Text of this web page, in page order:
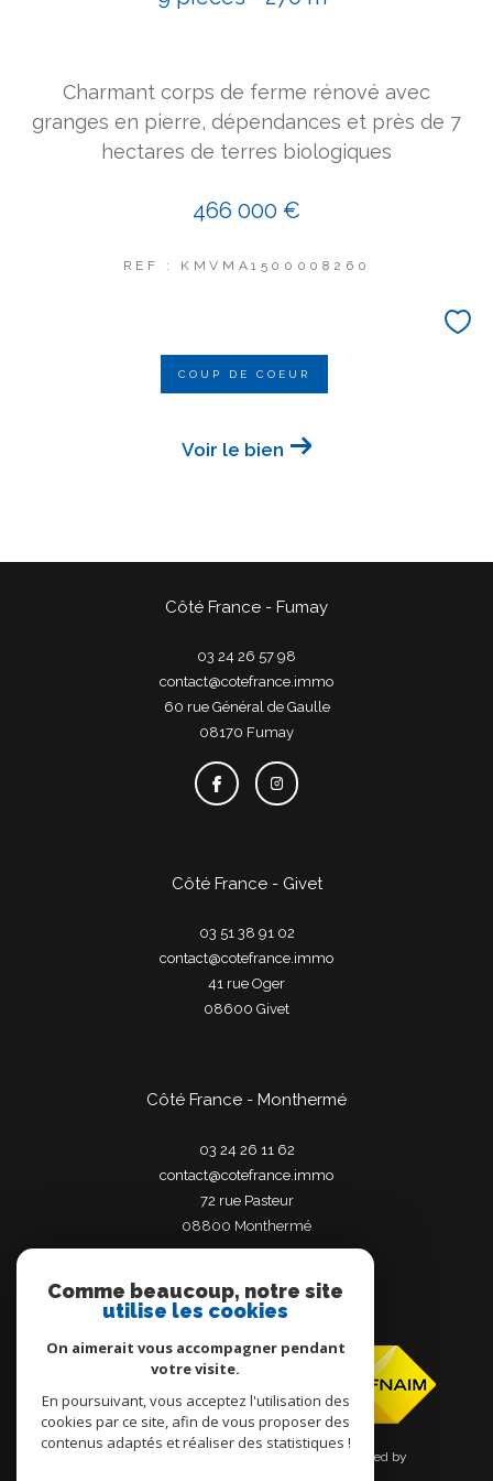
Charmant corps de ferme rénové avec
granges en pierre, dépendances et près de 7
hectares de terres biologiques
466 000 €
REF : KMVMA1500008260
COUP DE COEUR
Voir le bien
Côté France - Fumay
03 24 26 57 98
contact@cotefrance.immo
60 rue Général de Gaulle
08170
fumay
Côté France - Givet
03 51 38 91 02
contact@cotefrance.immo
41 rue Oger
08600
givet
Côté France - Monthermé
03 24 26 11 62
contact@cotefrance.immo
72 rue Pasteur
08800
monthermé
Adhérents
© 2026 | Tous droits réservés | Traduction powered by
Comme beaucoup, notre site
utilise les cookies
On aimerait vous accompagner pendant
votre visite.
En poursuivant, vous acceptez l'utilisation des
cookies par ce site, afin de vous proposer des
contenus adaptés et réaliser des statistiques !
Rechercher